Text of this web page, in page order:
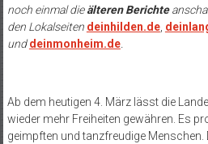
noch einmal dieälteren Berichte
den Lokalseiten deinhilden.de,
unddeinmonheim.de.
Ab dem heutigen 4. März lässt die
wieder mehr Freiheiten gewähren. Es
geimpften und tanzfreudige Menschen.